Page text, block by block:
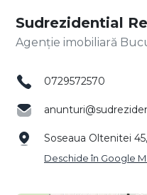
Sudrezidential
Agenție imobiliară
0729572570
Soseaua Oltenitei
Deschide în Google